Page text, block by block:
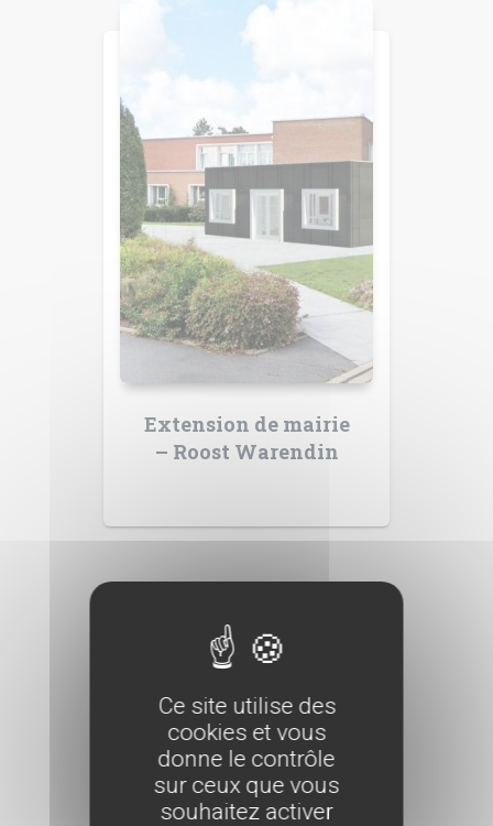
Extension de mairie
– Roost Warendin
Ce site utilise des
cookies et vous
donne le contrôle
sur ceux que vous
souhaitez activer